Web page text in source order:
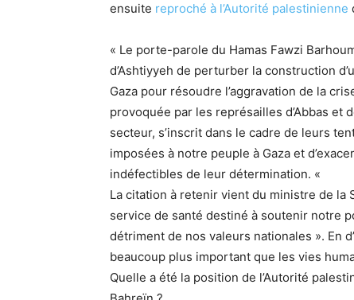
ensuite reproché à l’Autorité palestinienne
« Le porte-parole du Hamas Fawzi
d’Ashtiyyeh de perturber la construction
Gaza pour résoudre l’aggravation de la
provoquée par les représailles d’Abbas
secteur, s’inscrit dans le cadre de leurs
imposées à notre peuple à Gaza et
indéfectibles de leur détermination. «
La citation à retenir vient du ministre de la
service de santé destiné à soutenir notre
détriment de nos valeurs nationales ». En
beaucoup plus important que les vies
Quelle a été la position de l’Autorité